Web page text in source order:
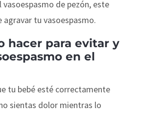
vasoespasmo de pezón, este
tu vasoespasmo.
hacer para evitar y
en el
tu bebé esté correctamente
sientas dolor mientras lo